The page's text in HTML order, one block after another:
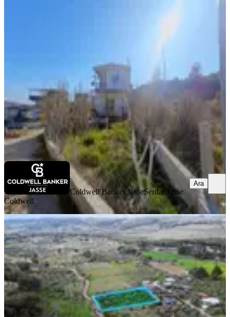
287650 m²·10/m²·
2.900.000 ₺
Coldwell Banker Jasse Serdar Jasse Coldwell
Ara
Coldwell Banker JasseSerdar Jasse
Coldwell
Ara
Buca Karacaağaç Satılık Müstakil
Parsel Tarla/ Bağ 1590m2
Buca, Karacaağaç Mahallesi
1593 m² · 3.766/m² 02.05.2026
6.000.000 ₺